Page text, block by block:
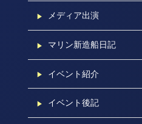
メディア出演
マリン新造船日記
イベント紹介
イベント後記